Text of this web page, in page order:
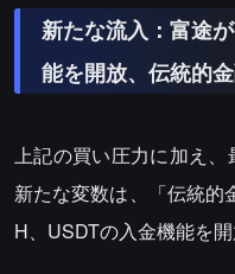
新たな流入：富途
能を開放、伝統的
上記の買い圧力に加え
新たな変数は、「伝統
H、USDTの入金機能を開